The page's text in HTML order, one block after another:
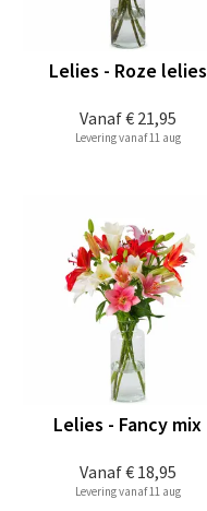
Vanaf€ 21,95
Lelies - Roze lelies
Levering vanaf 11 aug
Vanaf€ 18,95
Lelies - Fancy mix
Levering vanaf 11 aug